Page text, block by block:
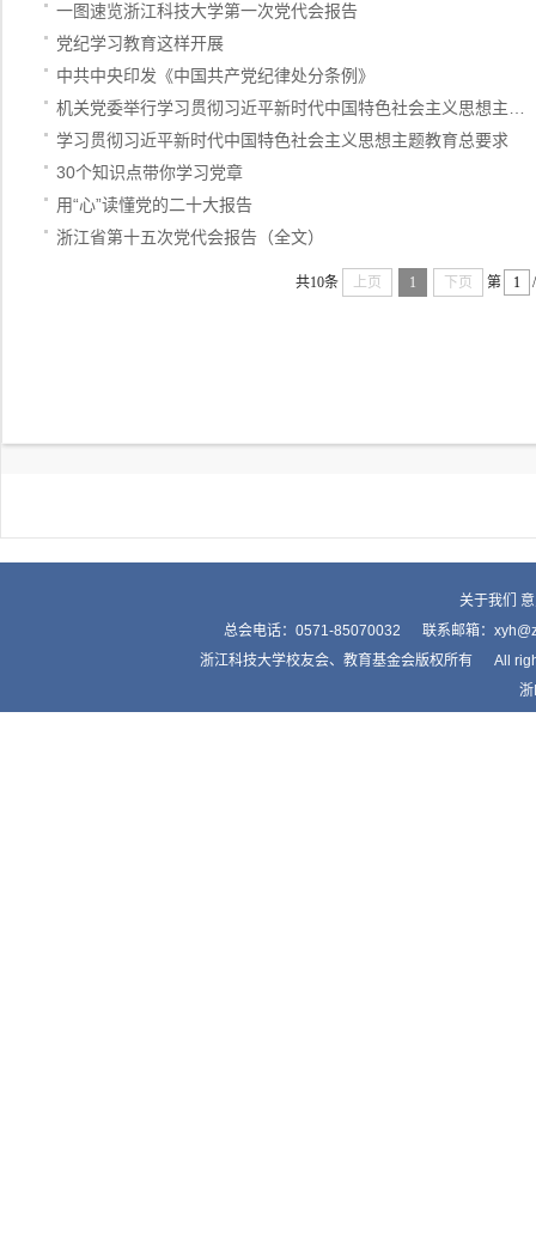
一图速览浙江科技大学第一次党代会报告
党纪学习教育这样开展
中共中央印发《中国共产党纪律处分条例》
机关党委举行学习贯彻习近平新时代中国特色社会主义思想主…
学习贯彻习近平新时代中国特色社会主义思想主题教育总要求
30个知识点带你学习党章
用“心”读懂党的二十大报告
浙江省第十五次党代会报告（全文）
共10条 上页 1 下页 第
关于我们
总会电话：0571-85070032 联系邮箱：
浙江科技大学校友会、教育基金会版权所有 All